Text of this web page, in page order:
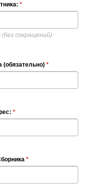
*
(без сокращений)
(обязательно) *
*
*